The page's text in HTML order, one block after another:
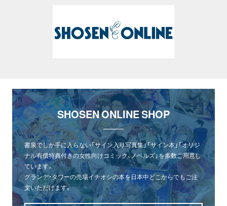
SHOSEN ONLINE SHOP
書泉でしか手に入らない「サイン入り写真集」「サイン本」「オリジ
ナル有償特典付きの女性向けコミック、ノベルズ」を多数ご用意し
ています。
グランデ・タワーの売場イチオシの本を日本中どこからでもご注
文いただけます。